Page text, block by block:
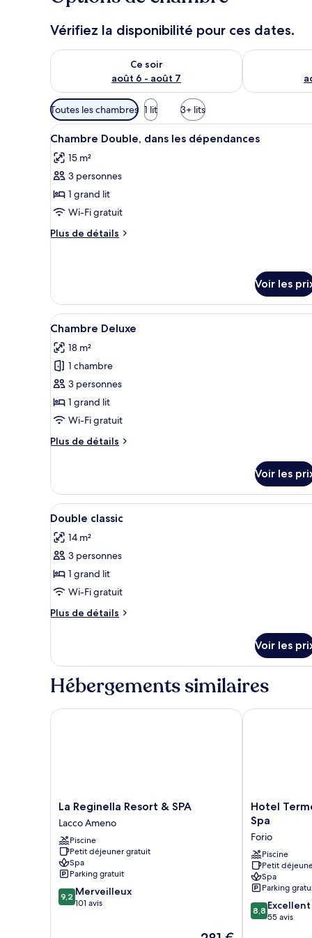
Vérifiez la disponibilité pour ces dates.
Ce soir
août 6 - août 7
Vérifier la disponibilité pour ce soir août 6 - août 7
Vérifier la
Filtres
disponibles
pour
les
chambres
Toutes les chambres 1 lit 3+ lits
Afficher
toutes
les
photos
pour
ce
type
de
dans
les
dépendances
Minibar, coffres-forts dans les
3
Chambre Double, dans les dépendances
15 m²
3 personnes
1 grand lit
Wi-Fi gratuit
Plus de détails
Plus
type
de
chambre
Chambre
Double,
dans
les
dépendances
Voir les
Afficher
toutes
les
photos
pour
ce
type
chambre :
Minibar, coffres-forts dans les
5
Chambre Deluxe
18 m²
1 chambre
3 personnes
1 grand lit
Wi-Fi gratuit
Plus de détails
Plus
le
type
de
Chambre
Deluxe
Voir les
Afficher
toutes
les
photos
pour
ce
type
de
Double
classic
Minibar, coffres-forts dans les
4
Double classic
14 m²
3 personnes
1 grand lit
Wi-Fi gratuit
Plus de détails
Plus
le
type
de
Double
Voir les
Hébergements similaires
La
Reginella
Resort
&
SPA
Lacco
Ameno
La Reginella Resort & SPA
Lacco Ameno
Piscine
Petit déjeuner gratuit
Spa
Parking gratuit
9.2
sur
9,2 Merveilleux
101 avis
Le
La Reginella Resort & SPA
Hotel
Terme
Tritone
Resort
&
Spa
Forio
Hotel
Spa
Forio
Piscine
Petit
Spa
Parking
8.8
sur
8,8 Excellent
55 avis
Hotel Terme